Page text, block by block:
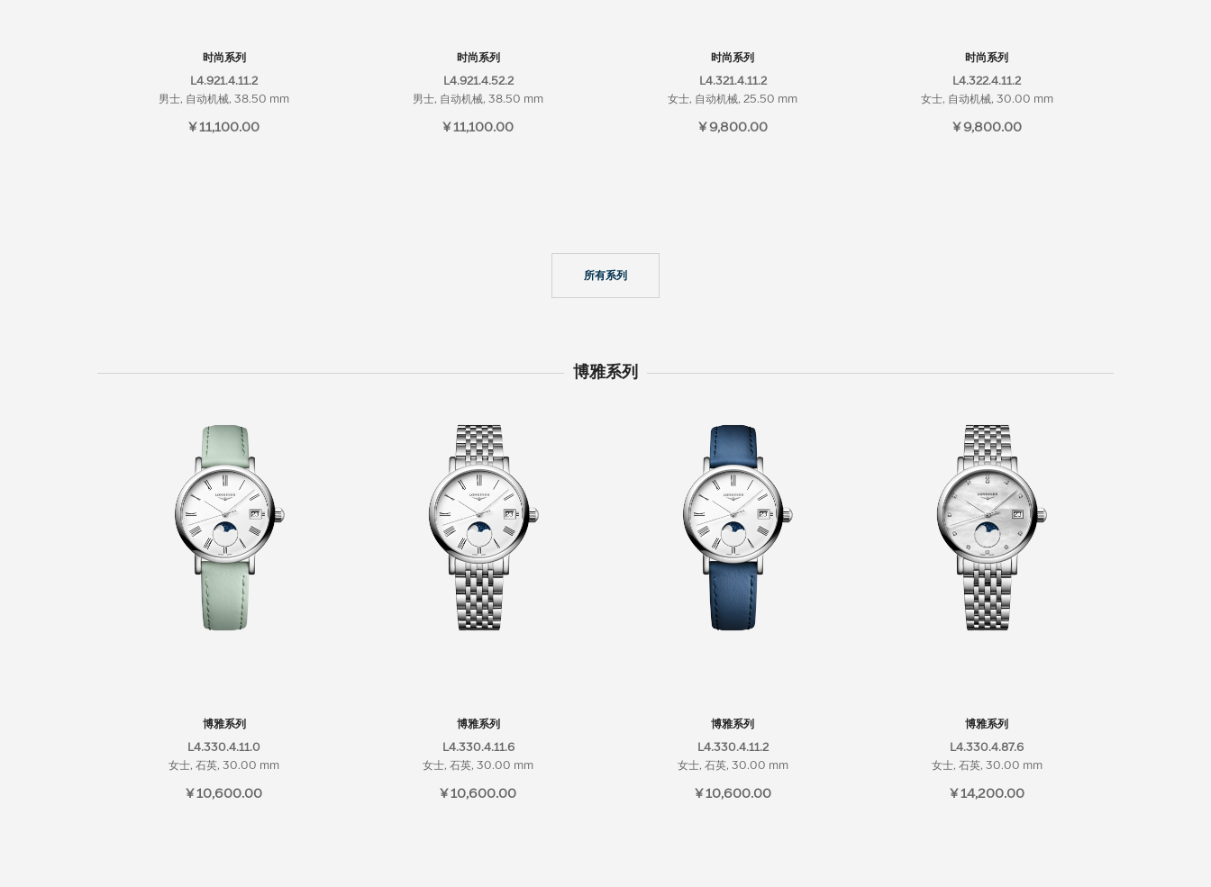
时尚系列
L4.921.4.11.2
男士, 自动机械, 38.50 mm
¥ 11,100.00
时尚系列
L4.921.4.52.2
男士, 自动机械, 38.50 mm
¥ 11,100.00
时尚系列
L4.321.4.11.2
女士, 自动机械, 25.50 mm
¥ 9,800.00
时尚系列
L4.322.4.11.2
女士, 自动机械, 30.00 mm
¥ 9,800.00
所有系列
博雅系列
博雅系列
L4.330.4.11.0
女士, 石英, 30.00 mm
¥ 10,600.00
博雅系列
L4.330.4.11.6
女士, 石英, 30.00 mm
¥ 10,600.00
博雅系列
L4.330.4.11.2
女士, 石英, 30.00 mm
¥ 10,600.00
博雅系列
L4.330.4.87.6
女士, 石英, 30.00 mm
¥ 14,200.00